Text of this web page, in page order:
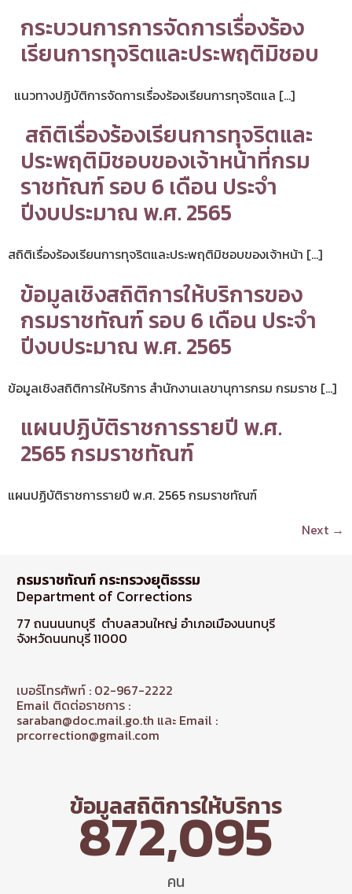
กระบวนการการจัดการเรื่องร้อง
เรียนการทุจริตและประพฤติมิชอบ
แนวทางปฏิบัติการจัดการเรื่องร้องเรียนการทุจริตแล […]
สถิติเรื่องร้องเรียนการทุจริตและ
ประพฤติมิชอบของเจ้าหน้าที่กรม
ราชทัณฑ์ รอบ 6 เดือน ประจำ
ปีงบประมาณ พ.ศ. 2565
สถิติเรื่องร้องเรียนการทุจริตและประพฤติมิชอบของเจ้าหน้า […]
ข้อมูลเชิงสถิติการให้บริการของ
กรมราชทัณฑ์ รอบ 6 เดือน ประจำ
ปีงบประมาณ พ.ศ. 2565
ข้อมูลเชิงสถิติการให้บริการ สำนักงานเลขานุการกรม กรมราช […]
แผนปฏิบัติราชการรายปี พ.ศ.
2565 กรมราชทัณฑ์
แผนปฏิบัติราชการรายปี พ.ศ. 2565 กรมราชทัณฑ์
Next →
กรมราชทัณฑ์ กระทรวงยุติธรรม
Department of Corrections
77 ถนนนนทบุรี ตำบลสวนใหญ่ อำเภอเมืองนนทบุรี
จังหวัดนนทบุรี 11000
เบอร์โทรศัพท์ : 02-967-2222
Email ติดต่อราชการ :
saraban@doc.mail.go.th และ Email :
prcorrection@gmail.com
ข้อมูลสถิติการให้บริการ
คน
872,095